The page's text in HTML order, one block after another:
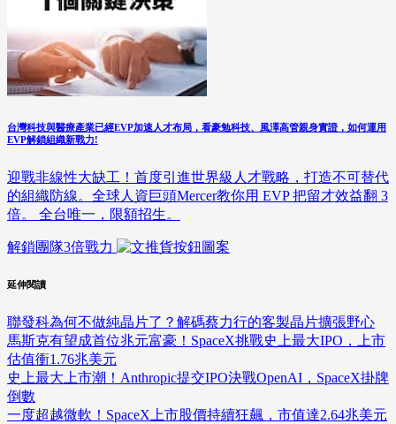
台灣科技與醫療產業已經EVP加速人才布局，看豪勉科技、風澤高管親身實證，如何運用
EVP解鎖組織新戰力!
迎戰非線性大缺工！首度引進世界級人才戰略，打造不可替代
的組織防線。全球人資巨頭Mercer教你用 EVP 把留才效益翻 3
倍。 全台唯一，限額招生。
解鎖團隊3倍戰力
延伸閱讀
聯發科為何不做純晶片了？解碼蔡力行的客製晶片擴張野心
馬斯克有望成首位兆元富豪！SpaceX挑戰史上最大IPO，上市
估值衝1.76兆美元
史上最大上市潮！Anthropic提交IPO決戰OpenAI，SpaceX掛牌
倒數
一度超越微軟！SpaceX上市股價持續狂飆，市值達2.64兆美元